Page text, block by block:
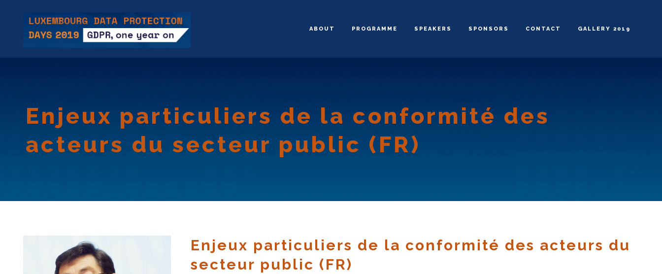
ABOUT PROGRAMME SPEAKERS SPONSORS CONTACT GALLERY 2019
Enjeux particuliers de la conformité des
acteurs du secteur public (FR)
Enjeux particuliers de la conformité des acteurs du
secteur public (FR)